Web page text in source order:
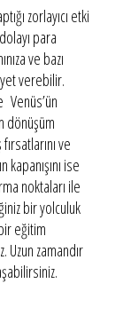
zorlayıcı etki
para
ve bazı
verebilir.
Venüs’ün
dönüşüm
ve
ise
noktaları ile
bir yolculuk
eğitim
Uzun zamandır